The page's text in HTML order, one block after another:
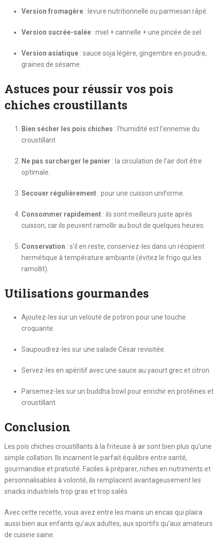
Version fromagère: levure nutritionnelle ou parmesan râpé.
Version sucrée-salée: miel + cannelle + une pincée de sel.
Version asiatique: sauce soja légère, gingembre en poudre,
graines de sésame.
Astuces pour réussir vos pois
chiches croustillants
Bien sécher les pois chiches : l’humidité est l’ennemie du
croustillant.
Ne pas surcharger le panier : la circulation de l’air doit être
optimale.
Secouer régulièrement: pour une cuisson uniforme.
Consommer rapidement: ils sont meilleurs juste après
cuisson, car ils peuvent ramollir au bout de quelques heures.
Conservation : s’il en reste, conservez-les dans un récipient
hermétique à température ambiante (évitez le frigo qui les
ramollit).
Utilisations gourmandes
Ajoutez-les sur un velouté de potiron pour une touche
croquante.
Saupoudrez-les sur une salade César revisitée.
Servez-les en apéritif avec une sauce au yaourt grec et citron.
Parsemez-les sur un buddha bowl pour enrichir en protéines et
croustillant.
Conclusion
Les pois chiches croustillants à la friteuse à air sont bien plus qu’une
simple collation. Ils incarnent le parfait équilibre entre santé,
gourmandise et praticité. Faciles à préparer, riches en nutriments et
personnalisables à volonté, ils remplacent avantageusement les
snacks industriels trop gras et trop salés.
Avec cette recette, vous avez entre les mains un encas qui plaira
aussi bien aux enfants qu’aux adultes, aux sportifs qu’aux amateurs
de cuisine saine.